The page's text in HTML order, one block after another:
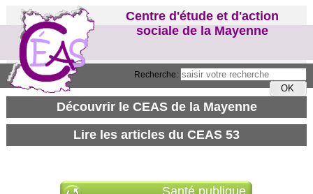
Recherche:
Centre d'étude et d'action
sociale de la Mayenne
Santé publique